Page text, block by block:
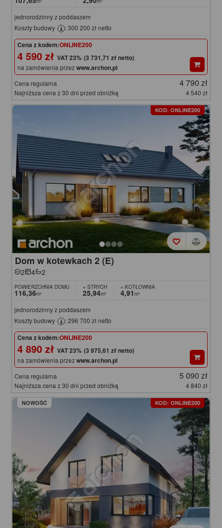
jednorodzinny z poddaszem
Koszty budowy
: 300 200 zł netto
Cena z kodem:ONLINE200
4 590 zł (3 731,71 zł netto)
na zamówienia przezwww.archon.pl
Cena regularna 4 790 zł
Najniższa cena z 30 dni przed obniżką 4 540 zł
KOD: ONLINE200
Dom w kotewkach 2 (E)
2 4 2
POWIERZCHNIA DOMU
116,36m²
+ STRYCH
25,94m²
+ KOTŁOWNIA
4,91m²
jednorodzinny z poddaszem
Koszty budowy
: 296 700 zł netto
Cena z kodem:ONLINE200
4 890 zł (3 975,61 zł netto)
na zamówienia przezwww.archon.pl
Cena regularna 5 090 zł
Najniższa cena z 30 dni przed obniżką 4 840 zł
NOWOŚĆ KOD: ONLINE200